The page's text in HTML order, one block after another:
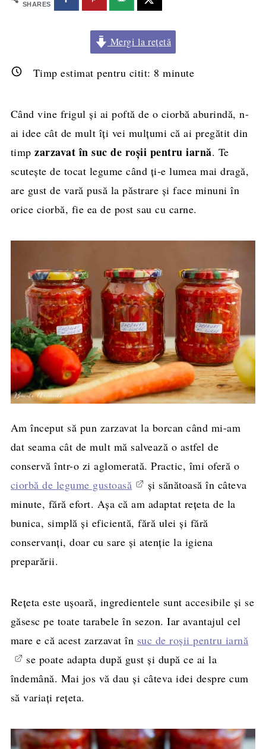
SHARES
Mergi la rețetă
Timp estimat pentru citit: 8 minute
Când vine frigul și ai poftă de o ciorbă aburindă, n-
ai idee cât de mult îți vei mulțumi că ai pregătit din
timpzarzavat în suc de roșii pentru iarnă. Te
scutește de tocat legume când ți-e lumea mai dragă,
are gust de vară pusă la păstrare și face minuni în
orice ciorbă, fie ea de post sau cu carne.
Am început să pun zarzavat la borcan când mi-am
dat seama cât de mult mă salvează o astfel de
conservă într-o zi aglomerată. Practic, îmi oferă o
ciorbă de legume gustoasă
și sănătoasă în câteva
minute, fără efort. Așa că am adaptat rețeta de la
bunica, simplă și eficientă, fără ulei și fără
conservanți, doar cu sare și atenție la igiena
preparării.
Rețeta este ușoară, ingredientele sunt accesibile și se
găsesc pe toate tarabele în sezon. Iar avantajul cel
mare e că acest zarzavat în suc de roșii pentru iarnă
se poate adapta după gust și după ce ai la
îndemână. Mai jos vă dau și câteva idei despre cum
să variați rețeta.